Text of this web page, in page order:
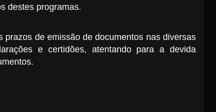
destes programas.
prazos de emissão de documentos nas diversas
e certidões, atentando para a devida